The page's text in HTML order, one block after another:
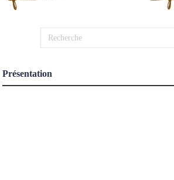
Présentation